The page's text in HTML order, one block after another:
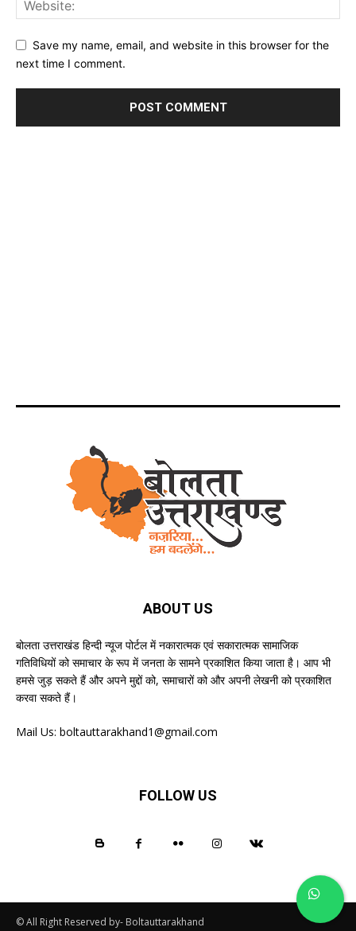
Save my name, email, and website in this browser for the
next time I comment.
ABOUT US
बोलता उत्तराखंड हिन्दी न्यूज पोर्टल में नकारात्मक एवं सकारात्मक सामाजिक
गतिविधियों को समाचार के रूप में जनता के सामने प्रकाशित किया जाता है। आप भी
हमसे जुड़ सकते हैं और अपने मुद्दों को, समाचारों को और अपनी लेखनी को प्रकाशित
करवा सकते हैं।
Mail Us: boltauttarakhand1@gmail.com
FOLLOW US
© All Right Reserved by- Boltauttarakhand